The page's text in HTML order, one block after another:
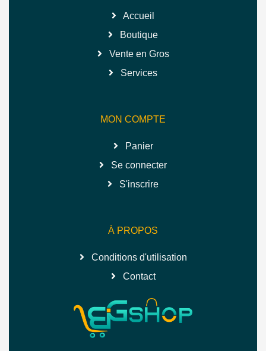
Accueil
Boutique
Vente en Gros
Services
MON COMPTE
Panier
Se connecter
S'inscrire
À PROPOS
Conditions d'utilisation
Contact